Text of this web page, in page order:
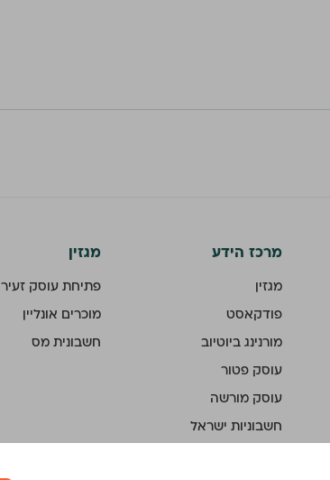
מרכז הידע
מגזין
פודקאסט
מורנינג ביוטיוב
עוסק פטור
עוסק מורשה
חשבוניות ישראל
מגזין
פתיחת עוסק זעיר
מוכרים אונליין
חשבונית מס